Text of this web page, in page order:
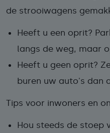
de strooiwagens
Heeft u een oprit?
langs de weg, maar
Heeft u geen oprit?
buren uw auto's dan
Tips voor inwoners en
Hou steeds de stoep